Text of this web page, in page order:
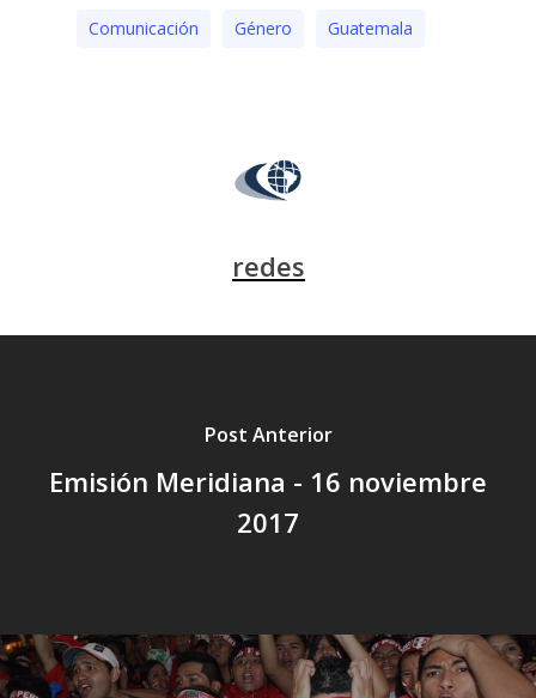
Comunicación Género Guatemala
redes
Post Anterior
Emisión Meridiana - 16 noviembre
2017